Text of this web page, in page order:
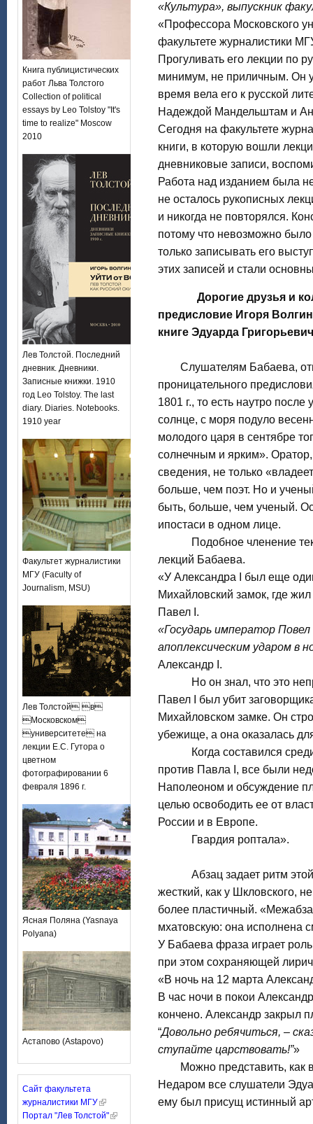
Книга публицистических
работ Льва Толстого
Collection of political
essays by Leo Tolstoy "It's
time to realize" Moscow
2010
Лев Толстой. Последний
дневник. Дневники.
Записные книжки. 1910
год Leo Tolstoy. The last
diary. Diaries. Notebooks.
1910 year
Факультет журналистики
МГУ (Faculty of
Journalism, MSU)
Лев Толстой в
Московском
университете на
лекции Е.С. Гутора о
цветном
фотографировании 6
февраля 1896 г.
Ясная Поляна (Yasnaya
Polyana)
Астапово (Astapovo)
Сайт факультета
журналистики МГУ
Портал "Лев Толстой"
«Культура», выпускник
«Профессора Московского
факультете журналистики
Прогуливать его лекции по
минимум, не приличным. Он
время вела его к русской
Надеждой Мандельштам и
Сегодня на факультете
книги, в которую вошли
дневниковые записи,
Работа над изданием была
не осталось рукописных
и никогда не повторялся.
потому что невозможно было
только записывать его
этих записей и стали
Дорогие друзья и
предисловие Игоря
книге Эдуарда
Слушателям Бабаева,
проницательного
1801 г., то есть наутро
солнце, с моря подуло
молодого царя в сентябре
солнечным и ярким».
сведения, не только
больше, чем поэт. Но и
быть, больше, чем ученый.
ипостаси в одном лице.
Подобное членение
лекций Бабаева.
«У Александра I был еще
Михайловский замок, где
Павел I.
«Государь император
апоплексическим ударом в
Александр I.
Но он знал, что это
Павел I был убит
Михайловском замке. Он
убежище, а она оказалась
Когда составился среди
против Павла I, все были
Наполеоном и обсуждение
целью освободить ее от
России и в Европе.
Гвардия роптала».
Абзац задает ритм этой
жесткий, как у Шкловского,
более пластичный.
мхатовскую: она исполнена
У Бабаева фраза играет
при этом сохраняющей
«В ночь на 12 марта
В час ночи в покои
кончено. Александр закрыл
“Довольно ребячиться, –
ступайте царствовать!”»
Можно представить, как
Недаром все слушатели
ему был присущ истинный